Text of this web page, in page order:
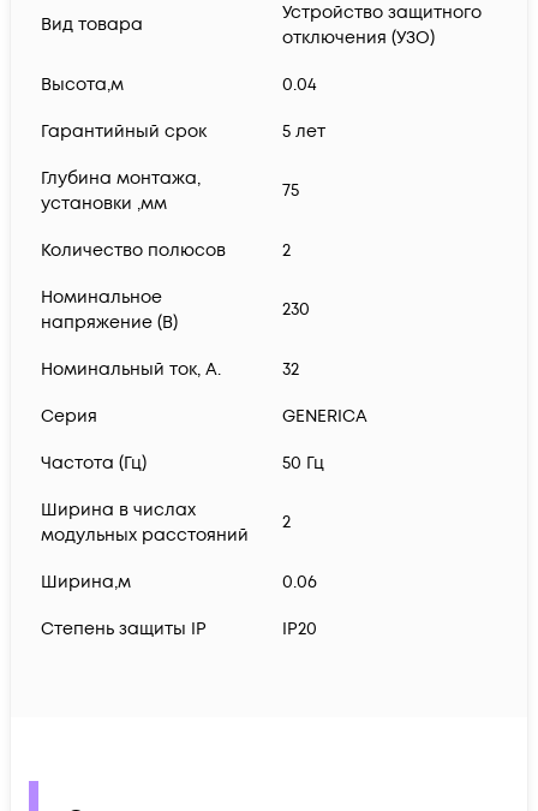
Вид товара
Устройство защитного
отключения (УЗО)
Высота,м 0.04
Гарантийный срок 5 лет
Глубина монтажа,
установки ,мм
75
Количество полюсов 2
Номинальное
напряжение (В)
230
Номинальный ток, А. 32
Серия GENERICA
Частота (Гц) 50 Гц
Ширина в числах
модульных расстояний
2
Ширина,м 0.06
Степень защиты IP IP20